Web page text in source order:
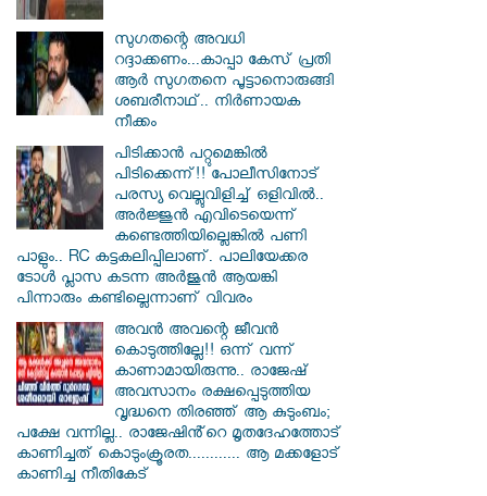
സു​ഗതന്റെ അവധി
റദ്ദാക്കണം...കാപ്പാ കേസ് പ്രതി
ആർ സു​ഗതനെ പൂട്ടാനൊരുങ്ങി
ശബരീനാഥ്.. നിർണായക
നീക്കം
പിടിക്കാൻ പറ്റുമെങ്കിൽ
പിടിക്കെന്ന്!! പോലീസിനോട്
പരസ്യ വെല്ലുവിളിച്ച് ഒളിവിൽ..
അർജ്ജുൻ എവിടെയെന്ന്
കണ്ടെത്തിയില്ലെങ്കിൽ പണി
പാളും.. RC കട്ടകലിപ്പിലാണ്. പാലിയേക്കര
ടോൾ പ്ലാസ കടന്ന അർജുൻ ആയങ്കി
പിന്നാരും കണ്ടില്ലെന്നാണ് വിവരം
അവൻ അവന്റെ ജീവൻ
കൊടുത്തില്ലേ!! ഒന്ന് വന്ന്
കാണാമായിരുന്നു.. രാജേഷ്
അവസാനം രക്ഷപ്പെടുത്തിയ
വൃദ്ധനെ തിരഞ്ഞ് ആ കുടുംബം;
പക്ഷേ വന്നില്ല.. രാജേഷിൻ്റെ മൃതദേഹത്തോട്
കാണിച്ചത് കൊടുംക്രൂരത............ ആ മക്കളോട്
കാണിച്ച നീതികേട്